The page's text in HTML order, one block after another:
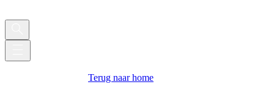
Terug naar home